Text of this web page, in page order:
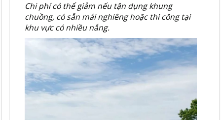
Chi phí có thể giảm nếu tận dụng khung
chuồng, có sẵn mái nghiêng hoặc thi công tại
khu vực có nhiều nắng.